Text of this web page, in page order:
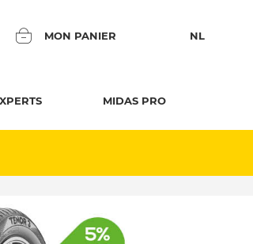
MON PANIER NL
MIDAS PRO